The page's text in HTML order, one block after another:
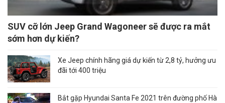
SUV cỡ lớn Jeep Grand Wagoneer sẽ được ra mắt
sớm hơn dự kiến?
Xe Jeep chính hãng giá dự kiến từ 2,8 tỷ, hưởng ưu
đãi tới 400 triệu
Bắt gặp Hyundai Santa Fe 2021 trên đường phố Hà